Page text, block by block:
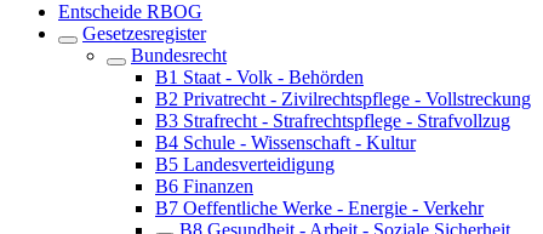
Entscheide RBOG
Gesetzesregister
Bundesrecht
B1 Staat - Volk - Behörden
B2 Privatrecht - Zivilrechtspflege - Vollstreckung
B3 Strafrecht - Strafrechtspflege - Strafvollzug
B4 Schule - Wissenschaft - Kultur
B5 Landesverteidigung
B6 Finanzen
B7 Oeffentliche Werke - Energie - Verkehr
B8 Gesundheit - Arbeit - Soziale Sicherheit